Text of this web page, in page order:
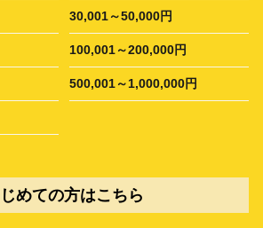
30,001～50,000円
100,001～200,000円
500,001～1,000,000円
めての方はこちら